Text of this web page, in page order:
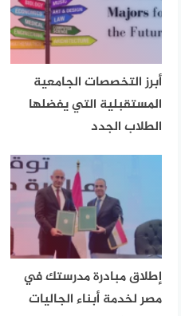
أبرز التخصصات الجامعية
المستقبلية التي يفضلها
الطلاب الجدد
إطلاق مبادرة مدرستك في
مصر لخدمة أبناء الجاليات